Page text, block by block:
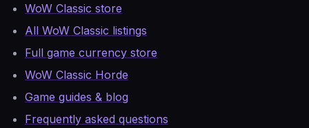
WoW Classic store
All WoW Classic listings
Full game currency store
WoW Classic Horde
Game guides & blog
Frequently asked questions